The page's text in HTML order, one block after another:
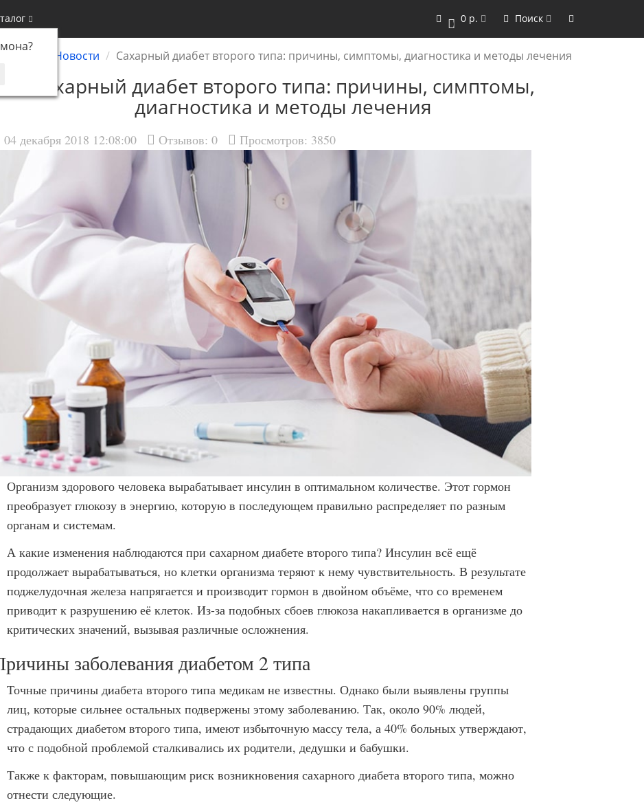
?
0 0 р. Поиск
Новости Сахарный диабет второго типа: причины, симптомы, диагностика и методы лечения
Сахарный диабет второго типа: причины, симптомы,
диагностика и методы лечения
04 декабря 2018 12:08:00 Отзывов: 0 Просмотров: 3850
Организм здорового человека вырабатывает инсулин в оптимальном количестве. Этот гормон
преобразует глюкозу в энергию, которую в последующем правильно распределяет по разным
органам и системам.
А какие изменения наблюдаются при сахарном диабете второго типа? Инсулин всё ещё
продолжает вырабатываться, но клетки организма теряют к нему чувствительность. В результате
поджелудочная железа напрягается и производит гормон в двойном объёме, что со временем
приводит к разрушению её клеток. Из-за подобных сбоев глюкоза накапливается в организме до
критических значений, вызывая различные осложнения.
заболевания диабетом 2 типа
Точные причины диабета второго типа медикам не известны. Однако были выявлены группы
лиц, которые сильнее остальных подвержены этому заболеванию. Так, около 90% людей,
страдающих диабетом второго типа, имеют избыточную массу тела, а 40% больных утверждают,
что с подобной проблемой сталкивались их родители, дедушки и бабушки.
Также к факторам, повышающим риск возникновения сахарного диабета второго типа, можно
отнести следующие.